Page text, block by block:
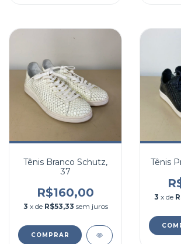
Tênis Branco Schutz,
37
R$160,00
3 x de R$53,33 sem juros
COMPRAR
Tênis
3 x de